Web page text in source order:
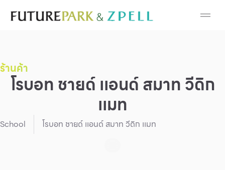
Cosmetic
Fashion
Furniture
ร้านค้า
โรบอท ชายด์ เเอนด์ สมาท วีดิก
เเมท
School โรบอท ชายด์ เเอนด์ สมาท วีดิก เเมท